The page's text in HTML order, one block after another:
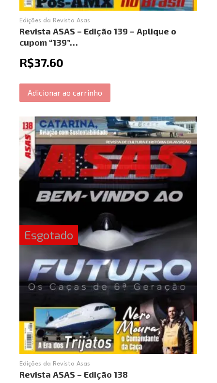
Edições da Revista Asas
Revista ASAS – Edição 139 – Aplique o
cupom “139”…
R$37.60
Adicionar ao carrinho
Esgotado
Edições da Revista Asas
Revista ASAS – Edição 138